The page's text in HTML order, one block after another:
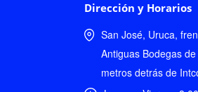
Dirección y Horarios
San José, Uruca,
Antiguas Bodegas
metros detrás de